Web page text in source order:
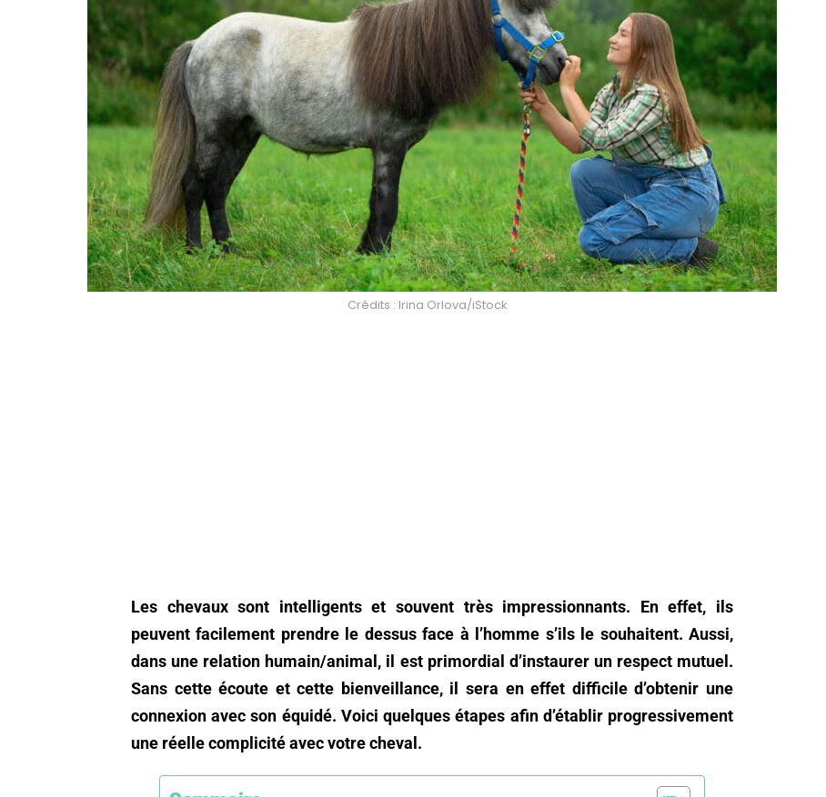
Crédits : Irina Orlova/iStock
Les chevaux sont intelligents et souvent très impressionnants. En effet, ils
peuvent facilement prendre le dessus face à l’homme s’ils le souhaitent. Aussi,
dans une relation humain/animal, il est primordial d’instaurer un respect mutuel.
Sans cette écoute et cette bienveillance, il sera en effet difficile d’obtenir une
connexion avec son équidé. Voici quelques étapes afin d’établir progressivement
une réelle complicité avec votre cheval.